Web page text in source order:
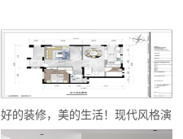
好的装修，美的生活！现代风格演